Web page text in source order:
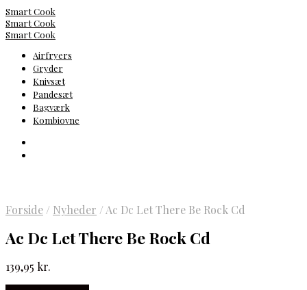
Smart Cook
Smart Cook
Smart Cook
Airfryers
Gryder
Knivsæt
Pandesæt
Bagværk
Kombiovne
Forside / Nyheder / Ac Dc Let There Be Rock Cd
Ac Dc Let There Be Rock Cd
139,95 kr.